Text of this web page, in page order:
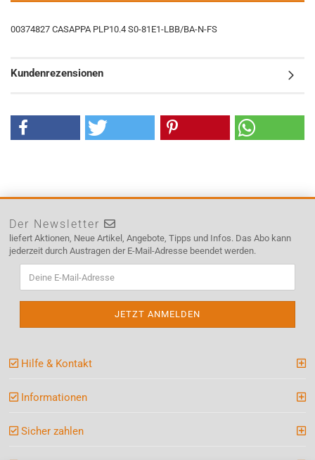
00374827 CASAPPA PLP10.4 S0-81E1-LBB/BA-N-FS
Kundenrezensionen
Der Newsletter
liefert Aktionen, Neue Artikel, Angebote, Tipps und Infos. Das Abo kann
jederzeit durch Austragen der E-Mail-Adresse beendet werden.
Hilfe & Kontakt
Informationen
Sicher zahlen